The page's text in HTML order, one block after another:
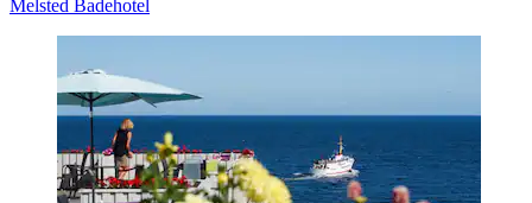
Melsted Badehotel